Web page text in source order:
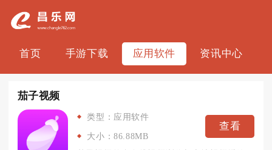
首页 手游下载 应用软件 资讯中心
茄子视频
类型：应用软件
大小：86.88MB
查看